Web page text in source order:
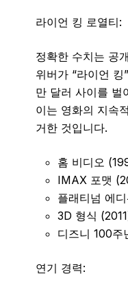
라이언 킹 로열티:
정확한 수치는 공
위버가 “라이언
만 달러 사이를 벌
이는 영화의 지속
거한 것입니다.
홈 비디오
IMAX 포맷
플래티넘 에
3D 형식
디즈니 100주
연기 경력: